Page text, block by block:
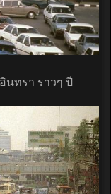
นทรา ราวๆ ปี